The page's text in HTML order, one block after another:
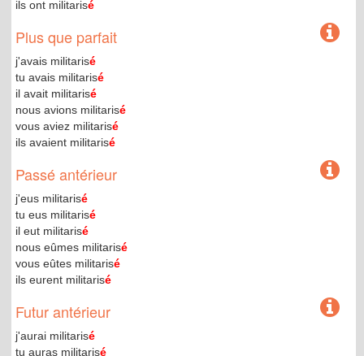
ils ont militarisé
Plus que parfait
j'avais militarisé
tu avais militarisé
il avait militarisé
nous avions militarisé
vous aviez militarisé
ils avaient militarisé
Passé antérieur
j'eus militarisé
tu eus militarisé
il eut militarisé
nous eûmes militarisé
vous eûtes militarisé
ils eurent militarisé
Futur antérieur
j'aurai militarisé
tu auras militarisé